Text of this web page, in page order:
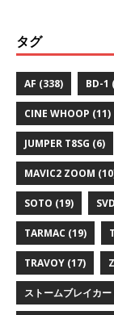
タグ
AF (338) BD-1
CINE WHOOP (11)
JUMPER T8SG (6)
MAVIC2 ZOOM
SOTO (19) SVD
TARMAC (19)
TRAVOY (17)
ストームブレイカー